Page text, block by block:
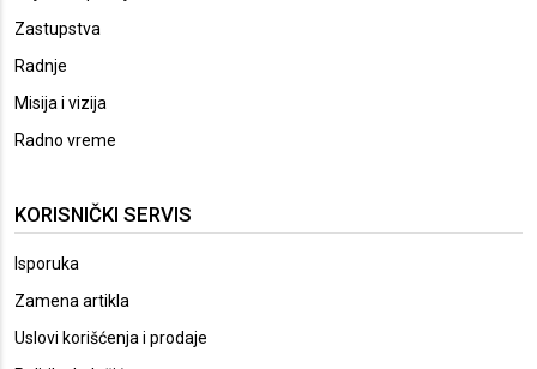
Zastupstva
Radnje
Misija i vizija
Radno vreme
KORISNIČKI SERVIS
Isporuka
Zamena artikla
Uslovi korišćenja i prodaje